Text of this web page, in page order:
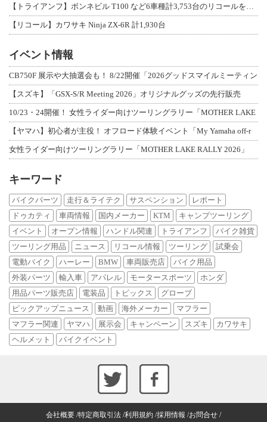
【トライアンフ】ボンネビル T100 など6車種計3,753台のリコールを発表
【リコール】カワサキ Ninja ZX-6R 計1,930台
イベント情報
CB750F 展示や大抽選会も！ 8/22開催「2026グッドスマイルミーティン
【スズキ】「GSX-S/R Meeting 2026」オリジナルグッズの先行販売
10/23・24開催！ 女性ライダー向けツーリングラリー「MOTHER LAKE
【ヤマハ】初心者が主役！ オフロード体験イベント「My Yamaha off-r
女性ライダー向けツーリングラリー「MOTHER LAKE RALLY 2026」
キーワード
バイクパーツ 走行＆ライテク サスペンション
レポート
ドゥカティ
車両情報 国内メーカー KTM
キャンプツーリング
イベント
オープン情報 ハンドル関連 トライアンフ
バイク雑貨
ツーリング用品
ニュース リコール情報 ツーリング
試乗会
電動バイク
ハーレー BMW 車両販売店
バイク用品
外装パーツ
輸入車 アパレル モータースポーツ
ホンダ
用品パーツ販売店
電装品 トピックス
グローブ
ピックアップニュース
動画 海外メーカー
マフラー
マフラー関連
ヤマハ 展示会 キャンペーン スズキ
カワサキ
ヘルメット
バイクイベント
会社概要 特定商取引法 利用規約 採用情報 お問合せ